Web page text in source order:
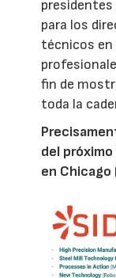
presidentes
para los
técnicos
fin de
toda la
del
en Chicago